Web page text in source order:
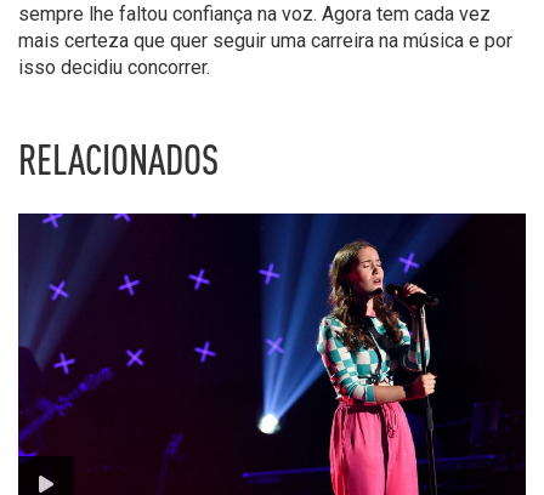
sempre lhe faltou confiança na voz. Agora tem cada vez
mais certeza que quer seguir uma carreira na música e por
isso decidiu concorrer.
RELACIONADOS